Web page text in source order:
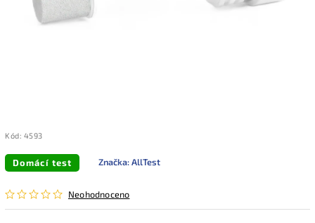
Kód: 4593
Domácí test
Neohodnoceno
Značka:AllTest